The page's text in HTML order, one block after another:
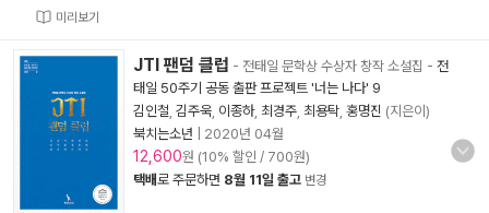
미리보기
JTI 팬덤 클럽 - 전태일 문학상 수상자 창작 소설집 - 전
태일 50주기 공동 출판 프로젝트 '너는 나다' 9
김인철 김주욱 이종하, 최경주 최용탁 홍명진 (지은이)
북치는소년
2020년 04월
12,600원 (10% 할인 / 700원)
택배로 주문하면 8월 11일 출고 변경